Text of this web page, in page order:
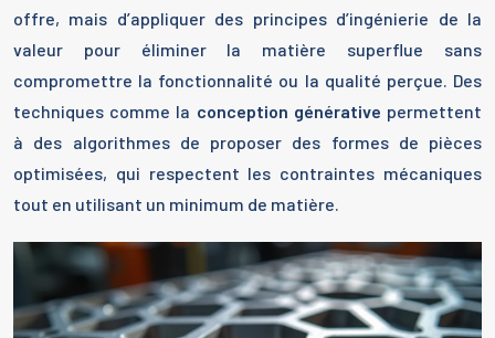
offre, mais d’appliquer des principes d’ingénierie de la
valeur pour éliminer la matière superflue sans
compromettre la fonctionnalité ou la qualité perçue. Des
techniques comme la conception générative permettent
à des algorithmes de proposer des formes de pièces
optimisées, qui respectent les contraintes mécaniques
tout en utilisant un minimum de matière.